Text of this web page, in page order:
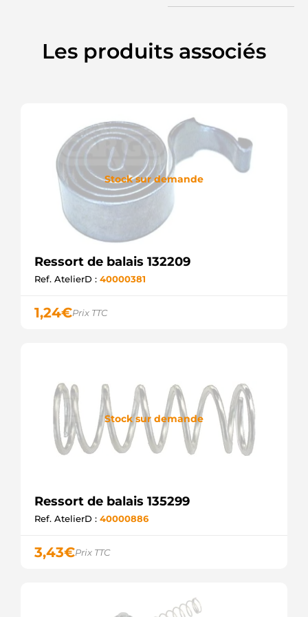
Les produits associés
Stock sur demande
Ressort de balais 132209
Ref. AtelierD : 40000381
1,24€Prix TTC
Stock sur demande
Ressort de balais 135299
Ref. AtelierD : 40000886
3,43€Prix TTC